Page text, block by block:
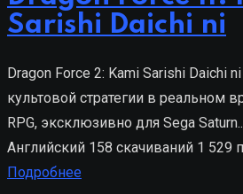
Sarishi Daichi ni
Dragon Force 2: Kami Sarishi Daichi
культовой стратегии в реальном
RPG, эксклюзивно для Sega
Английский 158 скачиваний 1 529
Подробнее